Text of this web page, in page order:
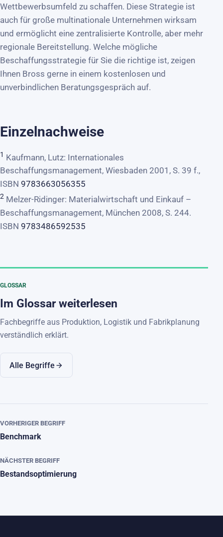
Wettbewerbsumfeld zu schaffen. Diese Strategie ist
auch für große multinationale Unternehmen wirksam
und ermöglicht eine zentralisierte Kontrolle, aber mehr
regionale Bereitstellung. Welche mögliche
Beschaffungsstrategie für Sie die richtige ist, zeigen
Ihnen Bross gerne in einem kostenlosen und
unverbindlichen Beratungsgespräch auf.
Einzelnachweise
1 Kaufmann, Lutz: Internationales
Beschaffungsmanagement, Wiesbaden 2001, S. 39 f.,
ISBN 9783663056355
2 Melzer-Ridinger: Materialwirtschaft und Einkauf –
Beschaffungsmanagement, München 2008, S. 244.
ISBN 9783486592535
GLOSSAR
Im Glossar weiterlesen
Fachbegriffe aus Produktion, Logistik und Fabrikplanung
verständlich erklärt.
Alle Begriffe
VORHERIGER BEGRIFF
Benchmark
NÄCHSTER BEGRIFF
Bestandsoptimierung